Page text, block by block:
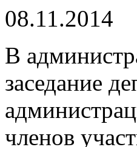
08.11.2014
В
заседание
членов